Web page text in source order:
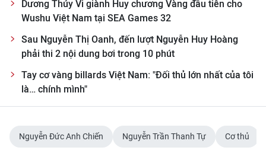
Dương Thúy Vi giành Huy chương Vàng đầu tiên cho
Wushu Việt Nam tại SEA Games 32
Sau Nguyễn Thị Oanh, đến lượt Nguyễn Huy Hoàng
phải thi 2 nội dung bơi trong 10 phút
Tay cơ vàng billards Việt Nam: "Đối thủ lớn nhất của tôi
là… chính mình"
Nguyễn Đức Anh Chiến Nguyễn Trần Thanh Tự Cơ thủ